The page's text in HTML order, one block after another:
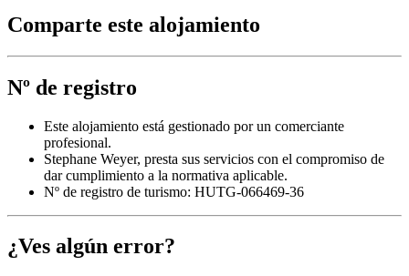
Comparte este alojamiento
Nº de registro
Este alojamiento está gestionado por un comerciante
profesional.
Stephane Weyer, presta sus servicios con el compromiso de
dar cumplimiento a la normativa aplicable.
Nº de registro de turismo: HUTG-066469-36
¿Ves algún error?